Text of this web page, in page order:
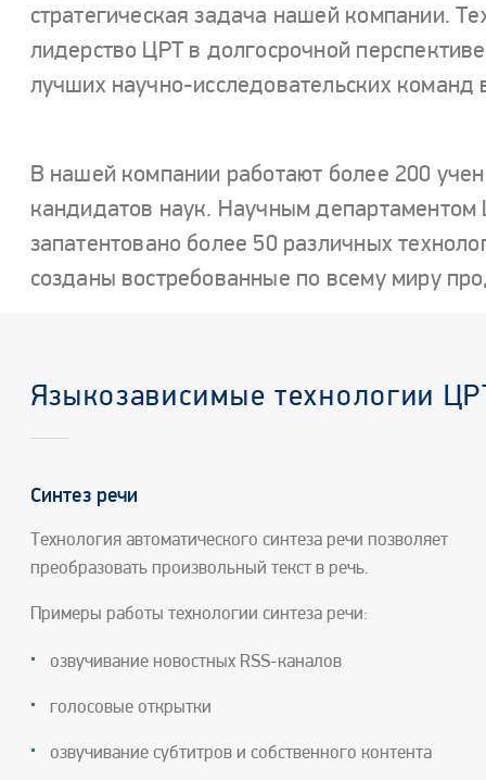
стратегическая задача нашей компании.
лидерство ЦРТ в долгосрочной
лучших научно-исследовательских команд
В нашей компании работают более 200
кандидатов наук. Научным департаментом
запатентовано более 50 различных
созданы востребованные по всему миру
Языкозависимые технологии
Синтез речи
Технология автоматического синтеза речи позволяет
преобразовать произвольный текст в речь.
Примеры работы технологии синтеза речи:
озвучивание новостных RSS-каналов
голосовые открытки
озвучивание субтитров и собственного контента